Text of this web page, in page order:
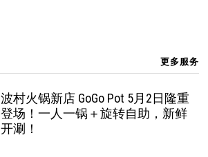
更多服务
波村火锅新店 GoGo Pot 5月2日隆重
登场！一人一锅＋旋转自助，新鲜
开涮！